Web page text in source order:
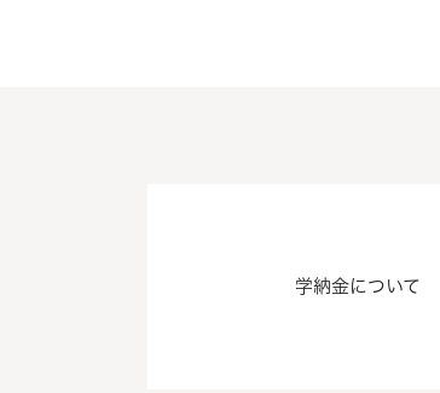
学納金について